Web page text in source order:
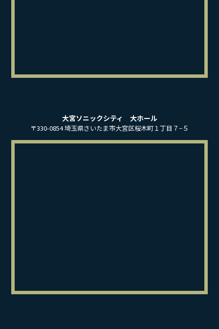
大宮ソニックシティ 大ホール
〒330-0854 埼玉県さいたま市大宮区桜木町１丁目７−５